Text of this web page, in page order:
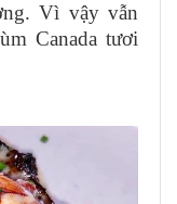
Vì vậy vẫn
Canada tươi